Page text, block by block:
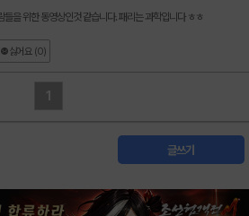
을 위한 동영상인것 같습니다. 패리는 과학입니다 ㅎㅎ
싫어요 (0)
1
글쓰기